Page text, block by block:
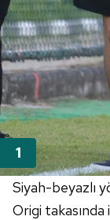
Siyah-beyazlı
Origi takasında